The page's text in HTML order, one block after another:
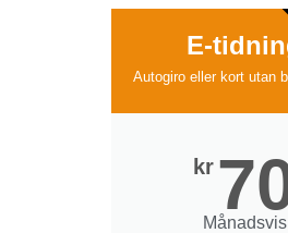
E-
Autogiro eller kort utan
kr
Månadsvis